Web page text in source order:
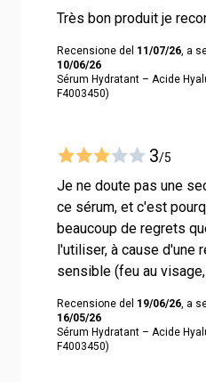
Très bon produit je
Recensione del 11/07/26 , a
10/06/26
Sérum Hydratant – Acide
F4003450)
3/5
Je ne doute pas une
ce sérum, et c'est
beaucoup de regrets
l'utiliser, à cause d'une
sensible (feu au
Recensione del 19/06/26 , a
16/05/26
Sérum Hydratant – Acide
F4003450)